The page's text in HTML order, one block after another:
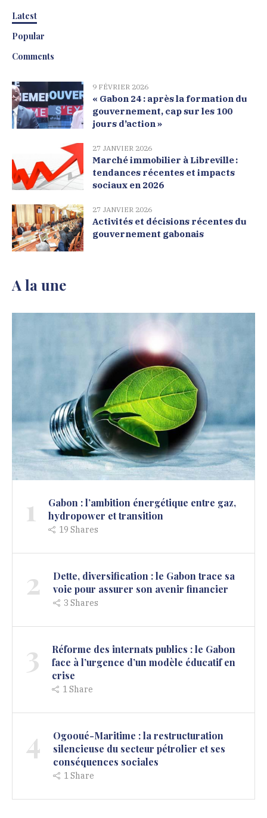
Latest
Popular
Comments
9 FÉVRIER 2026
« Gabon 24 : après la formation du
gouvernement, cap sur les 100
jours d’action »
27 JANVIER 2026
Marché immobilier à Libreville :
tendances récentes et impacts
sociaux en 2026
27 JANVIER 2026
Activités et décisions récentes du
gouvernement gabonais
A la une
1
Gabon : l’ambition énergétique entre gaz,
hydropower et transition
19 Shares
2
Dette, diversification : le Gabon trace sa
voie pour assurer son avenir financier
3 Shares
3
Réforme des internats publics : le Gabon
face à l’urgence d’un modèle éducatif en
crise
1Share
4
Ogooué-Maritime : la restructuration
silencieuse du secteur pétrolier et ses
conséquences sociales
1Share